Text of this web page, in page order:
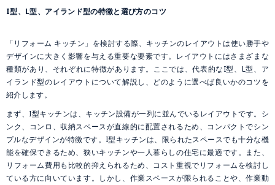
I型、L型、アイランド型の特徴と選び方のコツ
「リフォーム キッチン」を検討する際、キッチンのレイアウトは使い勝手や
デザインに大きく影響を与える重要な要素です。レイアウトにはさまざまな
種類があり、それぞれに特徴があります。ここでは、代表的なI型、L型、ア
イランド型のレイアウトについて解説し、どのように選べば良いかのコツを
紹介します。
まず、I型キッチンは、キッチン設備が一列に並んでいるレイアウトです。シ
ンク、コンロ、収納スペースが直線的に配置されるため、コンパクトでシン
プルなデザインが特徴です。I型キッチンは、限られたスペースでも十分な機
能を確保できるため、狭いキッチンや一人暮らしの住宅に最適です。また、
リフォーム費用も比較的抑えられるため、コスト重視でリフォームを検討し
ている方に向いています。しかし、作業スペースが限られることや、作業動